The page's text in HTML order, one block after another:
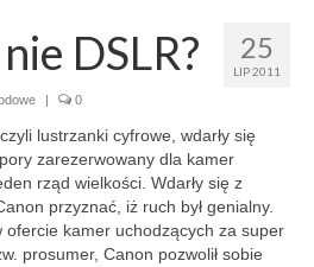
25
LIP 2011
DSLR?
| 0
lustrzanki cyfrowe, wdarły się
zarezerwowany dla kamer
rząd wielkości. Wdarły się z
przyznać, iż ruch był genialny.
ofercie kamer uchodzących za super
prosumer, Canon pozwolił sobie